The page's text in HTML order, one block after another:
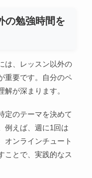
の勉強時間を
は、レッスン以外の
重要です。自分のペ
が深まります。
定のテーマを決めて
例えば、週に1回は
オンラインチュート
ことで、実践的なス